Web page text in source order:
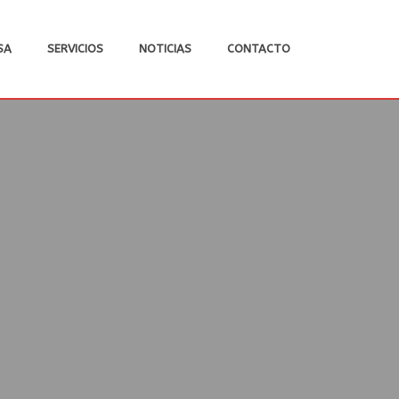
SERVICIOS NOTICIAS CONTACTO